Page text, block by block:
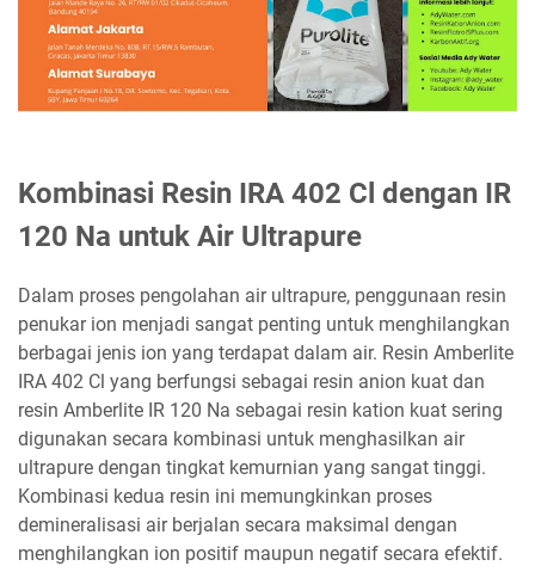
Kombinasi Resin IRA 402 Cl dengan IR
120 Na untuk Air Ultrapure
Dalam proses pengolahan air ultrapure, penggunaan resin
penukar ion menjadi sangat penting untuk menghilangkan
berbagai jenis ion yang terdapat dalam air. Resin Amberlite
IRA 402 Cl yang berfungsi sebagai resin anion kuat dan
resin Amberlite IR 120 Na sebagai resin kation kuat sering
digunakan secara kombinasi untuk menghasilkan air
ultrapure dengan tingkat kemurnian yang sangat tinggi.
Kombinasi kedua resin ini memungkinkan proses
demineralisasi air berjalan secara maksimal dengan
menghilangkan ion positif maupun negatif secara efektif.